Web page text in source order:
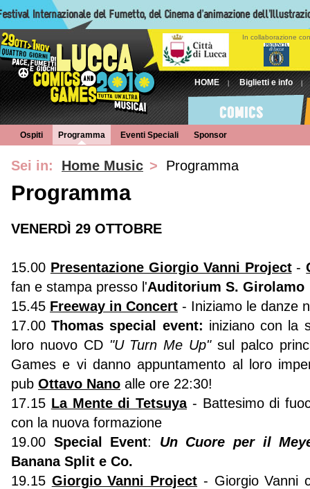
In collaborazione con
HOME | Biglietti e info |
Ospiti Programma Eventi Speciali Sponsor
Sei in: Home Music > Programma
Programma
VENERDÌ 29 OTTOBRE
15.00 Presentazione Giorgio Vanni Project -
fan e stampa presso l'Auditorium S. Girolamo
15.45 Freeway in Concert - Iniziamo le danze
17.00Thomas special event: iniziano con la
loro nuovo CD "U Turn Me Up"sul palco
Games e vi danno appuntamento al loro
pub Ottavo Nano alle ore 22:30!
17.15 La Mente di Tetsuya- Battesimo di
con la nuova formazione
19.00 Special Event: Un Cuore per il
Banana Split e Co.
19.15 Giorgio Vanni Project - Giorgio Vanni